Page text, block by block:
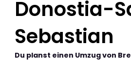
Donostia-
Sebastian
Du planst einen Umzug von